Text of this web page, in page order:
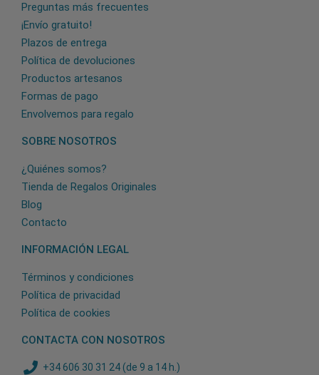
Preguntas más frecuentes
¡Envío gratuito!
Plazos de entrega
Política de devoluciones
Productos artesanos
Formas de pago
Envolvemos para regalo
SOBRE NOSOTROS
¿Quiénes somos?
Tienda de Regalos Originales
Blog
Contacto
INFORMACIÓN LEGAL
Términos y condiciones
Política de privacidad
Política de cookies
CONTACTA CON NOSOTROS
+34 606 30 31 24 (de 9 a 14 h.)